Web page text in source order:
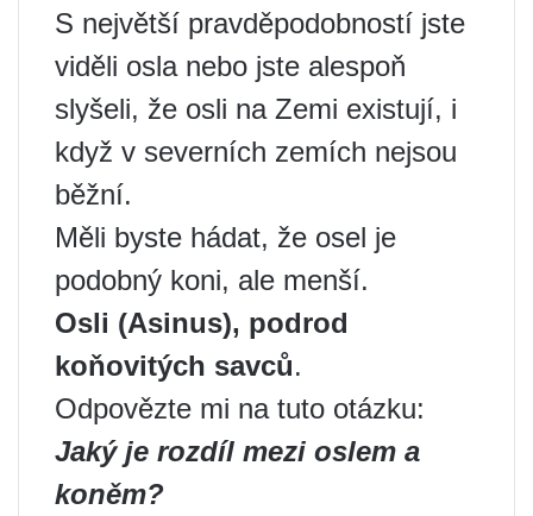
S největší pravděpodobností jste
viděli osla nebo jste alespoň
slyšeli, že osli na Zemi existují, i
když v severních zemích nejsou
běžní.
Měli byste hádat, že osel je
podobný koni, ale menší.
Osli (Asinus), podrod
koňovitých savců.
Odpovězte mi na tuto otázku:
Jaký je rozdíl mezi oslem a
koněm?